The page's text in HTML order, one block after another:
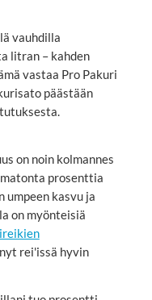
vauhdilla
litran – kahden
vastaa Pro Pakuri
päästään
on noin kolmannes
prosenttia
kasvu ja
on myönteisiä
rei'issä hyvin